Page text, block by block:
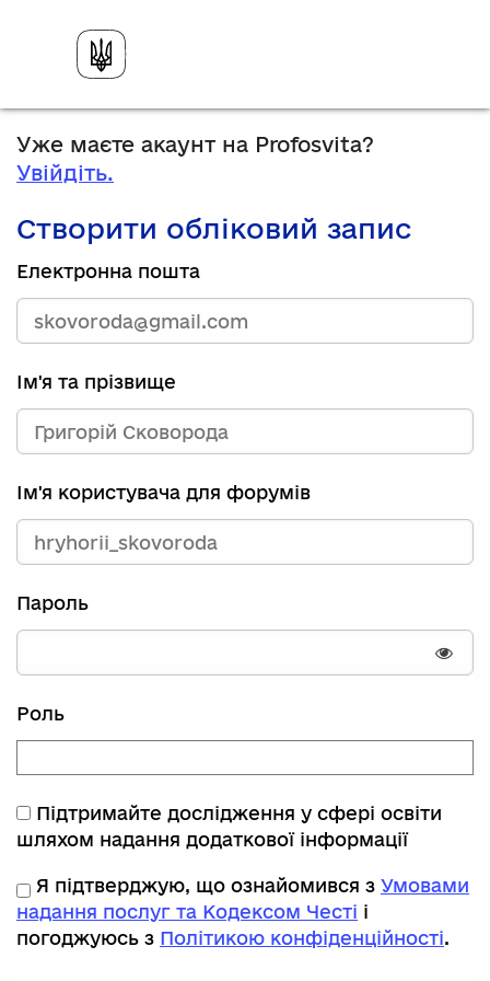
Уже маєте акаунт на Profosvita?
Увійдіть.
Створити обліковий запис
Електронна пошта
Ім'я та прізвище
Ім'я користувача для форумів
Пароль
Роль
Підтримайте дослідження у сфері освіти
шляхом надання додаткової інформації
Я підтверджую, що ознайомився з Умовами
надання послуг та Кодексом Честі і
погоджуюсь з Політикою конфіденційності.